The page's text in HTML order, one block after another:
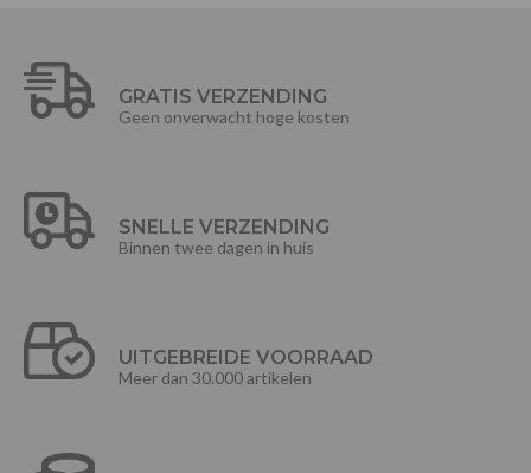
GRATIS VERZENDING
Geen onverwacht hoge kosten
SNELLE VERZENDING
Binnen twee dagen in huis
UITGEBREIDE VOORRAAD
Meer dan 30.000 artikelen